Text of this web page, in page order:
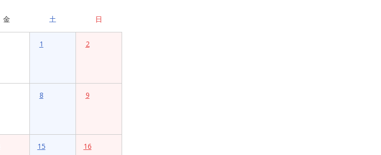
金 土 日
1 2
8 9
15 16